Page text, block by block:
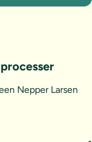
Nepper Larsen